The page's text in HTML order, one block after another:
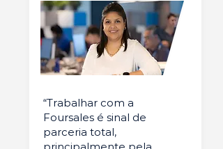
“Trabalhar com a
Foursales é sinal de
parceria total,